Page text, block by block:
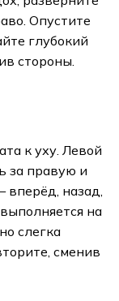
Опустите
глубокий
стороны.
к уху. Левой
за правую и
вперёд, назад,
на
слегка
сменив